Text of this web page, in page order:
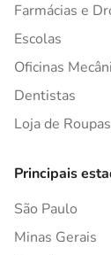
Farmácias e
Escolas
Oficinas
Dentistas
Loja de Roupas
Principais
São Paulo
Minas Gerais